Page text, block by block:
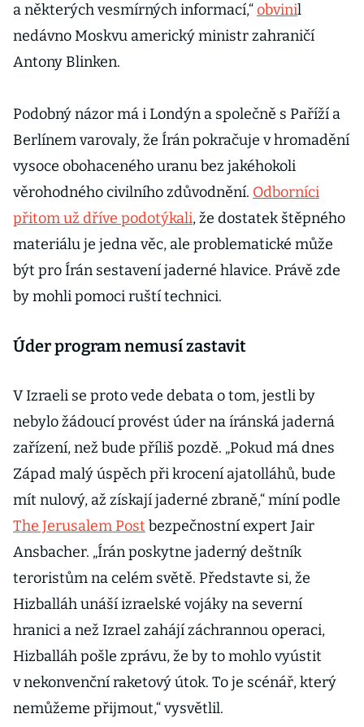
a některých vesmírných informací,“obvinil
nedávno Moskvu americký ministr zahraničí
Antony Blinken.
Podobný názor má i Londýn a společně s Paříží a
Berlínem varovaly, že Írán pokračuje v hromadění
vysoce obohaceného uranu bez jakéhokoli
věrohodného civilního zdůvodnění. Odborníci
přitom už dříve podotýkali, že dostatek štěpného
materiálu je jedna věc, ale problematické může
být pro Írán sestavení jaderné hlavice. Právě zde
by mohli pomoci ruští technici.
Úder program nemusí zastavit
V Izraeli se proto vede debata o tom, jestli by
nebylo žádoucí provést úder na íránská jaderná
zařízení, než bude příliš pozdě. „Pokud má dnes
Západ malý úspěch při krocení ajatolláhů, bude
mít nulový, až získají jaderné zbraně,“ míní podle
The Jerusalem Post bezpečnostní expert Jair
Ansbacher. „Írán poskytne jaderný deštník
teroristům na celém světě. Představte si, že
Hizballáh unáší izraelské vojáky na severní
hranici a než Izrael zahájí záchrannou operaci,
Hizballáh pošle zprávu, že by to mohlo vyústit
v nekonvenční raketový útok. To je scénář, který
nemůžeme přijmout,“ vysvětlil.